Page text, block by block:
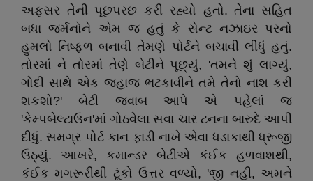
અફસર તેની પૂછપરછ કરી રહ્યો હતો. તેના સહિત
બધા જર્મનોને એમ જ હતું કે સેન્ટ નઝાઇર પરનો
હુમલો નિષ્ફળ બનાવી તેમણે પોર્ટને બચાવી લીધું હતું.
તોરમાં ને તોરમાં તેણે બેટીને પૂછ્યું, 'તમને શું લાગ્યું,
ગોદી સાથે એક જહાજ ભટકાવીને તમે તેનો નાશ કરી
શકશો?' બેટી જવાબ આપે એ પહેલાં જ
'કેમ્પબેલ્ટાઉન'માં ગોઠવેલા સવા ચાર ટનના બારુદે આપી
દીધું. સમગ્ર પોર્ટ કાન ફાડી નાખે એવા ધડાકાથી ધ્રૂજી
ઉઠ્યું. આખરે, કમાન્ડર બેટીએ કંઈક હળવાશથી,
કંઈક મગરૂરીથી ટૂંકો ઉત્તર વળ્યો, 'જી નહીં, અમને